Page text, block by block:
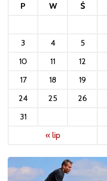
P W Ś
3
4 5
10
11 12
17
18 19
24
25 26
31
« lip